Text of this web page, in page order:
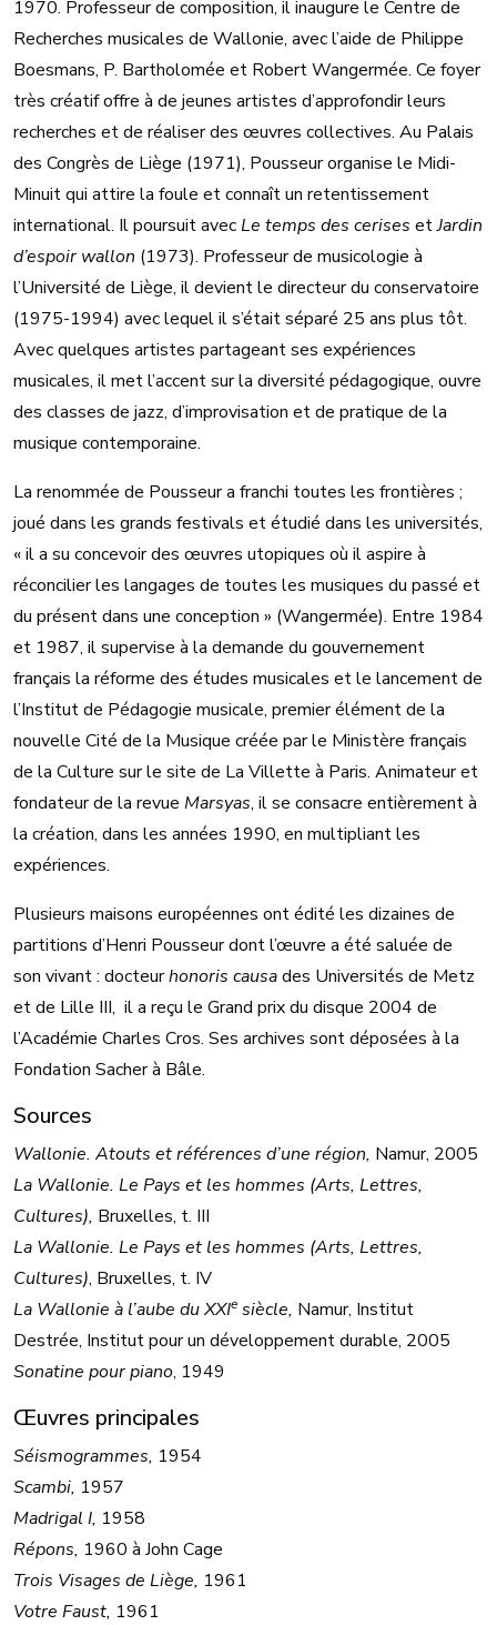
1970. Professeur de composition, il inaugure le Centre de
Recherches musicales de Wallonie, avec l’aide de Philippe
Boesmans, P. Bartholomée et Robert Wangermée. Ce foyer
très créatif offre à de jeunes artistes d’approfondir leurs
recherches et de réaliser des œuvres collectives. Au Palais
des Congrès de Liège (1971), Pousseur organise le Midi-
Minuit qui attire la foule et connaît un retentissement
international. Il poursuit avecLe temps des cerises etJardin
d’espoir wallon (1973). Professeur de musicologie à
l’Université de Liège, il devient le directeur du conservatoire
(1975-1994) avec lequel il s’était séparé 25 ans plus tôt.
Avec quelques artistes partageant ses expériences
musicales, il met l’accent sur la diversité pédagogique, ouvre
des classes de jazz, d’improvisation et de pratique de la
musique contemporaine.
La renommée de Pousseur a franchi toutes les frontières ;
joué dans les grands festivals et étudié dans les universités,
« il a su concevoir des œuvres utopiques où il aspire à
réconcilier les langages de toutes les musiques du passé et
du présent dans une conception » (Wangermée). Entre 1984
et 1987, il supervise à la demande du gouvernement
français la réforme des études musicales et le lancement de
l’Institut de Pédagogie musicale, premier élément de la
nouvelle Cité de la Musique créée par le Ministère français
de la Culture sur le site de La Villette à Paris. Animateur et
fondateur de la revue Marsyas, il se consacre entièrement à
la création, dans les années 1990, en multipliant les
expériences.
Plusieurs maisons européennes ont édité les dizaines de
partitions d’Henri Pousseur dont l’œuvre a été saluée de
son vivant : docteurhonoris causades Universités de Metz
et de Lille III, il a reçu le Grand prix du disque 2004 de
l’Académie Charles Cros. Ses archives sont déposées à la
Fondation Sacher à Bâle.
Sources
Wallonie. Atouts et références d’une région, Namur, 2005
La Wallonie. Le Pays et les hommes (Arts, Lettres,
Cultures), Bruxelles, t. III
La Wallonie. Le Pays et les hommes (Arts, Lettres,
Cultures), Bruxelles, t. IV
La Wallonie à l’aube du XXIe siècle, Namur, Institut
Destrée, Institut pour un développement durable, 2005
Sonatine pour piano, 1949
Œuvres principales
Séismogrammes, 1954
Scambi, 1957
Madrigal I, 1958
Répons, 1960 à John Cage
Trois Visages de Liège, 1961
Votre Faust, 1961